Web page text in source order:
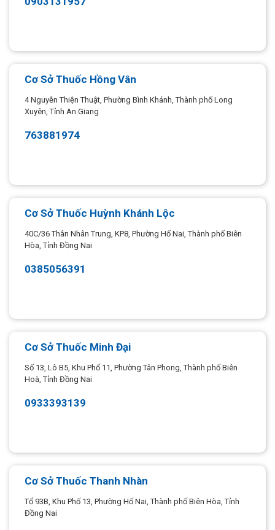
Cơ Sở Thuốc Hồng Vân
4 Nguyễn Thiện Thuật, Phường Bình Khánh, Thành phố Long
Xuyên, Tỉnh An Giang
763881974
Cơ Sở Thuốc Huỳnh Khánh Lộc
40C/36 Thân Nhân Trung, KP8, Phường Hố Nai, Thành phố Biên
Hòa, Tỉnh Đồng Nai
0385056391
Cơ Sở Thuốc Minh Đại
Số 13, Lô B5, Khu Phố 11, Phường Tân Phong, Thành phố Biên
Hoà, Tỉnh Đồng Nai
0933393139
Cơ Sở Thuốc Thanh Nhàn
Tổ 93B, Khu Phố 13, Phường Hố Nai, Thành phố Biên Hòa, Tỉnh
Đồng Nai